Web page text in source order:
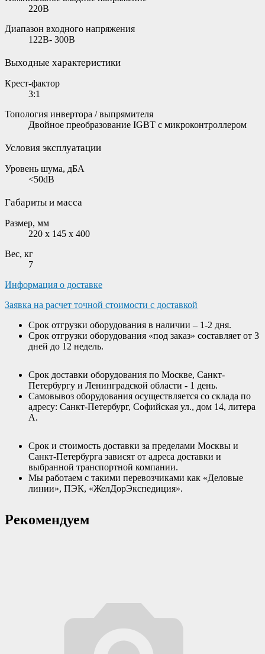
220B
Диапазон входного напряжения
122В- 300В
Выходные характеристики
Крест-фактор
3:1
Топология инвертора / выпрямителя
Двойное преобразование IGBT с микроконтроллером
Условия эксплуатации
Уровень шума, дБА
<50dB
Габариты и масса
Размер, мм
220 x 145 x 400
Вес, кг
7
Информация о доставке
Заявка на расчет точной стоимости с доставкой
Срок отгрузки оборудования в наличии – 1-2 дня.
Срок отгрузки оборудования «под заказ» составляет от 3
дней до 12 недель.
Срок доставки оборудования по Москве, Санкт-
Петербургу и Ленинградской области - 1 день.
Самовывоз оборудования осуществляется со склада по
адресу: Санкт-Петербург, Софийская ул., дом 14, литера
А.
Срок и стоимость доставки за пределами Москвы и
Санкт-Петербурга зависят от адреса доставки и
выбранной транспортной компании.
Мы работаем с такими перевозчиками как «Деловые
линии», ПЭК, «ЖелДорЭкспедиция».
Рекомендуем